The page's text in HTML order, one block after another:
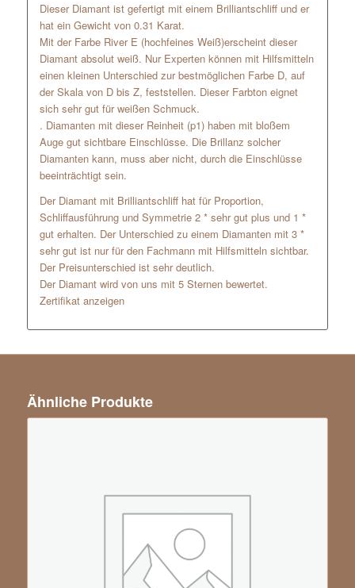
Dieser Diamant ist gefertigt mit einem Brilliantschliff und er
hat ein Gewicht von 0.31 Karat.
Mit der Farbe River E (hochfeines Weiß)erscheint dieser
Diamant absolut weiß. Nur Experten können mit Hilfsmitteln
einen kleinen Unterschied zur bestmöglichen Farbe D, auf
der Skala von D bis Z, feststellen. Dieser Farbton eignet
sich sehr gut für weißen Schmuck.
. Diamanten mit dieser Reinheit (p1) haben mit bloßem
Auge gut sichtbare Einschlüsse. Die Brillanz solcher
Diamanten kann, muss aber nicht, durch die Einschlüsse
beeinträchtigt sein.
Der Diamant mit Brilliantschliff hat für Proportion,
Schliffausführung und Symmetrie 2 * sehr gut plus und 1 *
gut erhalten. Der Unterschied zu einem Diamanten mit 3 *
sehr gut ist nur für den Fachmann mit Hilfsmitteln sichtbar.
Der Preisunterschied ist sehr deutlich.
Der Diamant wird von uns mit 5 Sternen bewertet.
Zertifikat anzeigen
Ähnliche Produkte